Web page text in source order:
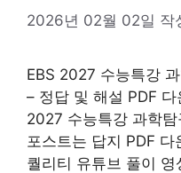
2026년 02월 02일 작
EBS 2027 수능특강
– 정답 및 해설 PDF
2027 수능특강 과학
포스트는 답지 PDF
퀄리티 유튜브 풀이